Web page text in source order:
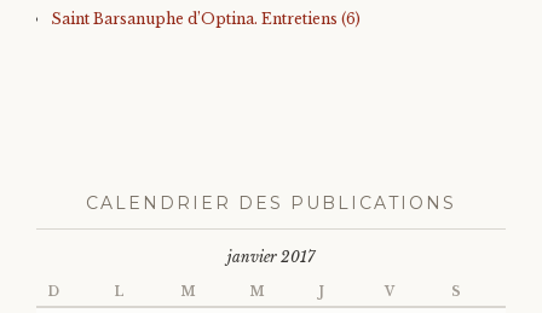
Saint Barsanuphe d’Optina. Entretiens (6)
CALENDRIER DES PUBLICATIONS
janvier 2017
D L M M V S